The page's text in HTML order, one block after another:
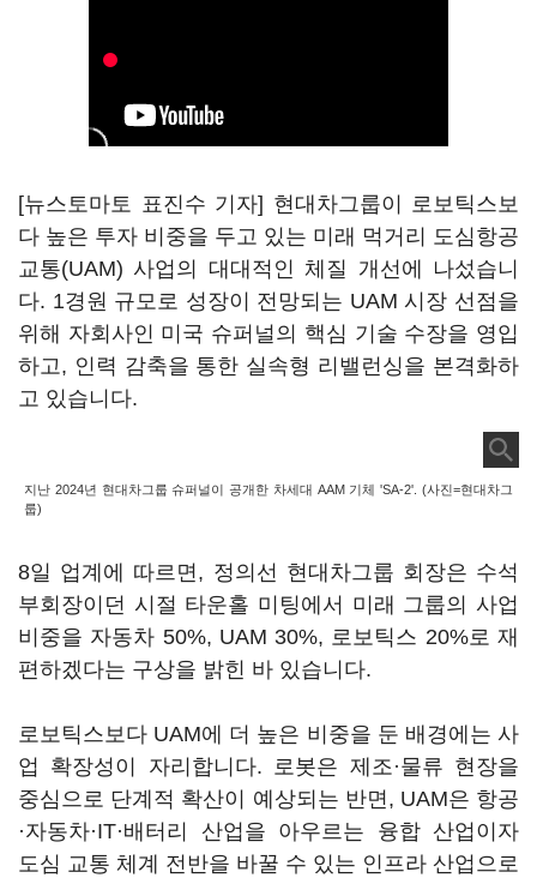
[뉴스토마토 표진수 기자] 현대차그룹이 로보틱스보
다 높은 투자 비중을 두고 있는 미래 먹거리 도심항공
교통(UAM) 사업의 대대적인 체질 개선에 나섰습니
다. 1경원 규모로 성장이 전망되는 UAM 시장 선점을
위해 자회사인 미국 슈퍼널의 핵심 기술 수장을 영입
하고, 인력 감축을 통한 실속형 리밸런싱을 본격화하
고 있습니다.
지난 2024년 현대차그룹 슈퍼널이 공개한 차세대 AAM 기체 'SA-2'. (사진=현대차그
룹)
8일 업계에 따르면, 정의선 현대차그룹 회장은 수석
부회장이던 시절 타운홀 미팅에서 미래 그룹의 사업
비중을 자동차 50%, UAM 30%, 로보틱스 20%로 재
편하겠다는 구상을 밝힌 바 있습니다.
로보틱스보다 UAM에 더 높은 비중을 둔 배경에는 사
업 확장성이 자리합니다. 로봇은 제조·물류 현장을
중심으로 단계적 확산이 예상되는 반면, UAM은 항공
·자동차·IT·배터리 산업을 아우르는 융합 산업이자
도심 교통 체계 전반을 바꿀 수 있는 인프라 산업으로